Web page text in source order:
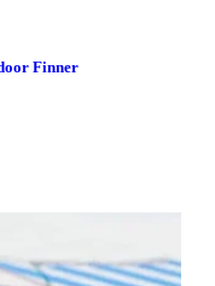
Finner